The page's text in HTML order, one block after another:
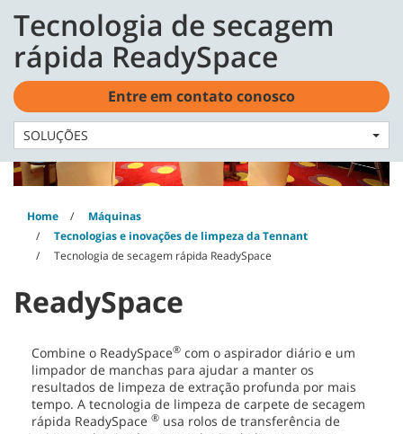
content
navigation
menu
Português - BR
Home
Máquinas
Tecnologias e inovações de limpeza da Tennant
Tecnologia de secagem rápida ReadySpace
ReadySpace
Combine o ReadySpace® com o aspirador diário e um
limpador de manchas para ajudar a manter os
resultados de limpeza de extração profunda por mais
tempo. A tecnologia de limpeza de carpete de secagem
rápida ReadySpace ® usa rolos de transferência de
Tecnologia de secagem
rápida ReadySpace
Entre em contato conosco
SOLUÇÕES